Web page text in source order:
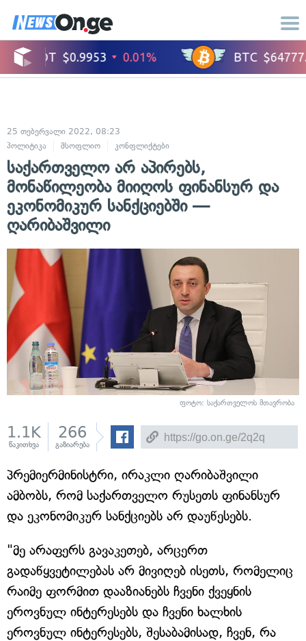
25 თებერვალი 2022, 08:23
პოლიტიკა
მსოფლიო კონფლიქტები
საქართველო არ აპირებს,
მონაწილეობა მიიღოს ფინანსურ და
ეკონომიკურ სანქციებში —
ღარიბაშვილი
ფოტო: საქართველოს მთავრობა
1.1K
წაკითხვა
266
გაზიარება
პრემიერმინისტრი, ირაკლი ღარიბაშვილი
ამბობს, რომ საქართველო რუსეთს ფინანსურ
და ეკონომიკურ სანქციებს არ დაუწესებს.
"მე არაფერს გავაკეთებ, არცერთ
გადაწყვეტილებას არ მივიღებ ისეთს, რომელიც
რაიმე ფორმით დააზიანებს ჩვენი ქვეყნის
ეროვნულ ინტერესებს და ჩვენი ხალხის
ეროვნულ ინტერესებს, შესაბამისად, ჩვენ, რა